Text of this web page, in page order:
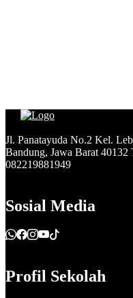
Jl. Panatayuda No.2 Kel.
Bandung, Jawa Barat
082219881949
Sosial Media
Profil Sekolah